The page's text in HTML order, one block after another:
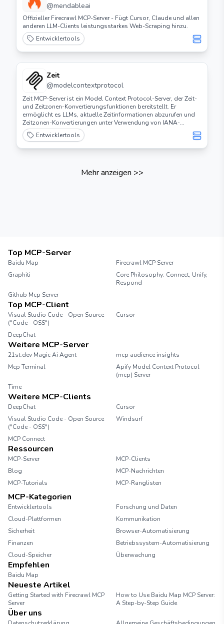
@mendableai
Offizieller Firecrawl MCP-Server - Fügt Cursor, Claude und allen
anderen LLM-Clients leistungsstarkes Web-Scraping hinzu.
Entwicklertools
Zeit
@modelcontextprotocol
Zeit MCP-Server ist ein Model Context Protocol-Server, der Zeit-
und Zeitzonen-Konvertierungsfunktionen bereitstellt. Er
ermöglicht es LLMs, aktuelle Zeitinformationen abzurufen und
Zeitzonen-Konvertierungen unter Verwendung von IANA-
Zeitzonennamen durchzuführen, mit automatischer Erkennung
der Systemzeitzone.
Entwicklertools
Mehr anzeigen >>
Top MCP-Server
Baidu Map
Firecrawl MCP Server
Graphiti
Core Philosophy: Connect, Unify,
Respond
Github Mcp Server
Top MCP-Client
Visual Studio Code - Open Source
("Code - OSS")
Cursor
DeepChat
Weitere MCP-Server
21st.dev Magic Ai Agent
mcp audience insights
Mcp Terminal
Apify Model Context Protocol
(mcp) Server
Time
Weitere MCP-Clients
DeepChat
Cursor
Visual Studio Code - Open Source
("Code - OSS")
Windsurf
MCP Connect
Ressourcen
MCP-Server
MCP-Clients
Blog
MCP-Nachrichten
MCP-Tutorials
MCP-Ranglisten
MCP-Kategorien
Entwicklertools
Forschung und Daten
Cloud-Plattformen
Kommunikation
Sicherheit
Browser-Automatisierung
Finanzen
Betriebssystem-Automatisierung
Cloud-Speicher
Überwachung
Empfehlen
Baidu Map
Neueste Artikel
Getting Started with Firecrawl MCP
Server
How to Use Baidu Map MCP Server:
A Step-by-Step Guide
Über uns